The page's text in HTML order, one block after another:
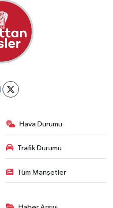
Hava Durumu
Trafik Durumu
Tüm Manşetler